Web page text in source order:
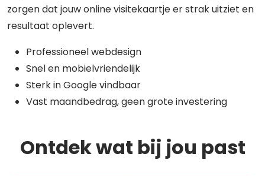
zorgen dat jouw online visitekaartje er strak uitziet en
resultaat oplevert.
Professioneel webdesign
Snel en mobielvriendelijk
Sterk in Google vindbaar
Vast maandbedrag, geen grote investering
Ontdek wat bij jou past